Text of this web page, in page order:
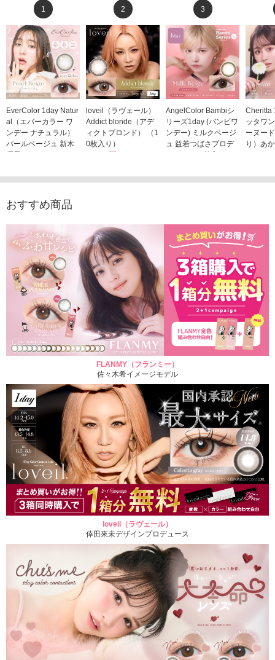
1
EverColor 1day Natur
al（エバーカラー ワ
ンデー ナチュラル）
パールベージュ 新木
優子イメージモデルカ
2,598円(税込)
2
loveil（ラヴェール）
Addict blonde（アデ
ィクトブロンド） （1
0枚入り）
1,760円
3
AngelColor Bambiシ
リーズ1day (バンビワ
ンデー) ミルクベージ
ュ 益若つばさプロデ
ュース（10枚入り）
Cheritta
ッタワ
ーヌー
り）あ
おすすめ商品
FLANMY（フランミー）
佐々木希イメージモデル
loveil（ラヴェール）
倖田來未デザインプロデュース